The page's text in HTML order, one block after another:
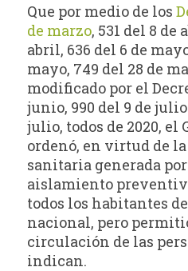
Que por medio de los
de marzo, 531 del 8 de
abril, 636 del 6 de
mayo, 749 del 28 de
modificado por el
junio, 990 del 9 de julio
julio, todos de 2020,
ordenó, en virtud de
sanitaria generada
aislamiento
todos los habitantes
nacional, pero
circulación de las
indican.